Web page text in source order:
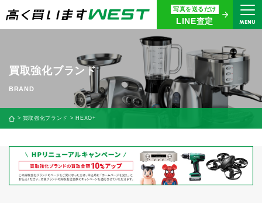
写真を送るだけ
LINE査定 MENU
まずはお気軽にお問い合わせ・
査定をご依頼ください
買取専用ダイヤル
0120-914-094
9:00〜18:30(年中無休)
24時間365日受付
買取に関する質問や相談もすぐにできて便利
簡単操作！LINE査定
買取強化ブランド
買取強化ブランド HEXO+